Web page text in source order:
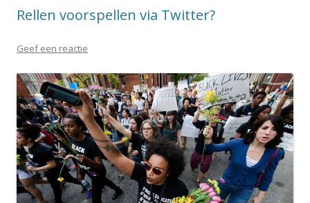
Rellen voorspellen via Twitter?
Geef een reactie